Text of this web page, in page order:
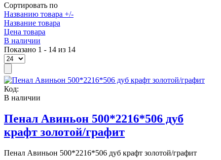
Сортировать по
Названию товара +/-
Название товара
Цена товара
В наличии
Показано 1 - 14 из 14
Код:
В наличии
Пенал Авиньон 500*2216*506 дуб
крафт золотой/графит
Пенал Авиньон 500*2216*506 дуб крафт золотой/графит